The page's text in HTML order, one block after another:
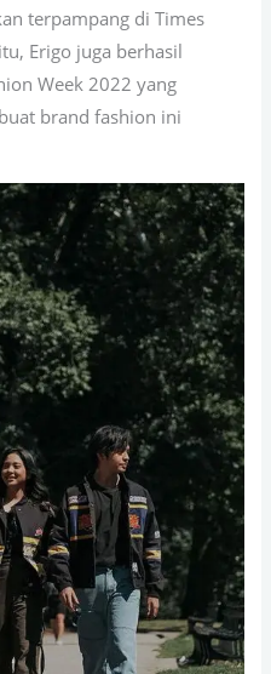
terpampang di Times
Erigo juga berhasil
Week 2022 yang
brand fashion ini